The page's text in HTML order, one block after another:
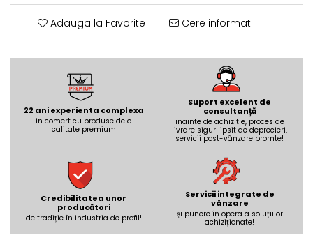
AMAZZONITE
CALACATTA CENERINO
CALACATTA OCEANIC
CALACATTA VIOLA
CARRARA GIOIA
CEPPO DI GRE
CITY PLASTER
DOLOMITE
CREW HONEY
PARADE
THE ROOM
Adauga la Favorite Cere informatii
22 ani experienta complexa
in comert cu produse de o
calitate premium
Suport excelent de
consultanță
inainte de achizitie, proces de
livrare sigur lipsit de deprecieri,
servicii post-vânzare promte!
Credibilitatea unor
producători
de tradiție în industria de profil!
Servicii integrate de
vânzare
și punere în opera a soluțiilor
achiziționate!